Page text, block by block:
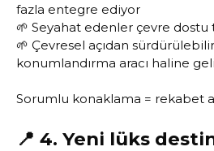
fazla entegre ediyor
🌱 Seyahat edenler çevre dostu
🌱 Çevresel açıdan
konumlandırma aracı haline
Sorumlu konaklama = rekabet
📍 4. Yeni lüks